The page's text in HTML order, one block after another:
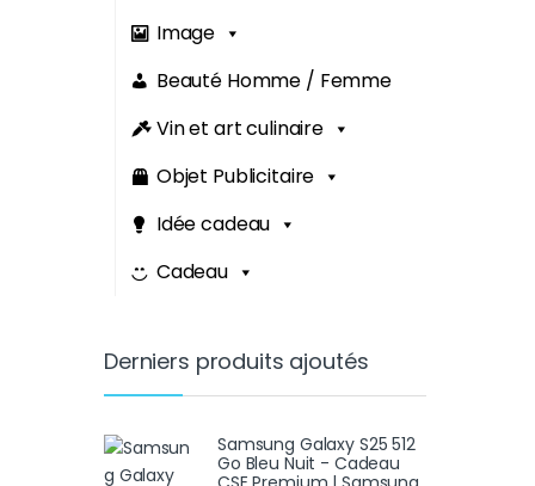
Image
Beauté Homme / Femme
Vin et art culinaire
Objet Publicitaire
Idée cadeau
Cadeau
Derniers produits ajoutés
Samsung Galaxy S25 512
Go Bleu Nuit - Cadeau